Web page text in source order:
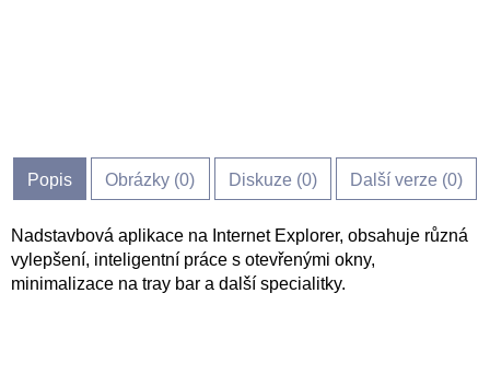
Popis Obrázky (0) Diskuze (0) Další verze (0)
Nadstavbová aplikace na Internet Explorer, obsahuje různá
vylepšení, inteligentní práce s otevřenými okny,
minimalizace na tray bar a další specialitky.